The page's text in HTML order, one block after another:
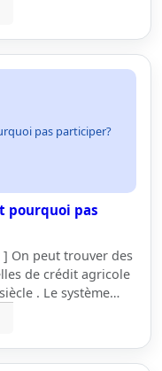
pas participer?
pourquoi pas
On peut trouver des
de crédit agricole
. Le système…